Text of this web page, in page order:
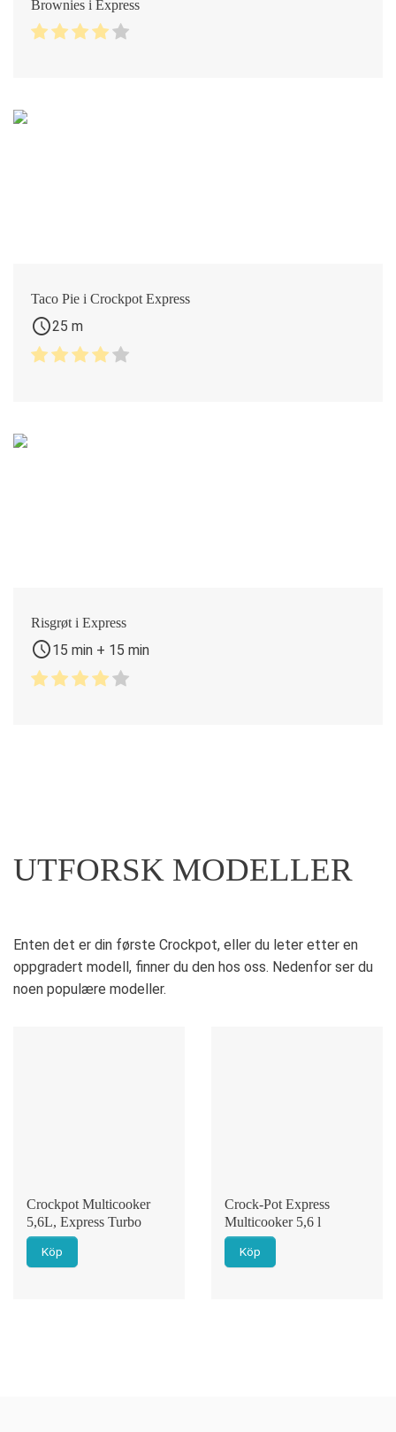
Brownies i Express
Taco Pie i Crockpot Express
schedule25 m
Risgrøt i Express
schedule15 min + 15 min
UTFORSK MODELLER
Enten det er din første Crockpot, eller du leter etter en
oppgradert modell, finner du den hos oss. Nedenfor ser du
noen populære modeller.
Crockpot Multicooker
5,6L, Express Turbo
Köp
Crock-Pot Express
Multicooker 5,6 l
Köp